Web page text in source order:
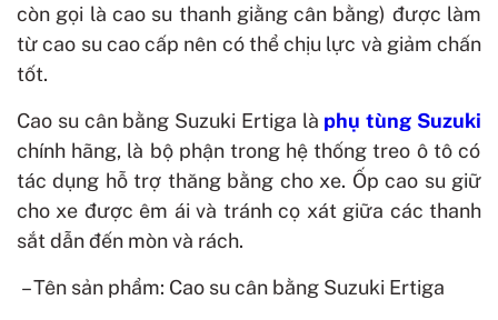
còn gọi là cao su thanh giằng cân bằng) được làm
từ cao su cao cấp nên có thể chịu lực và giảm chấn
tốt.
Cao su cân bằng Suzuki Ertiga là phụ tùng Suzuki
chính hãng, là bộ phận trong hệ thống treo ô tô có
tác dụng hỗ trợ thăng bằng cho xe. Ốp cao su giữ
cho xe được êm ái và tránh cọ xát giữa các thanh
sắt dẫn đến mòn và rách.
– Tên sản phẩm: Cao su cân bằng Suzuki Ertiga